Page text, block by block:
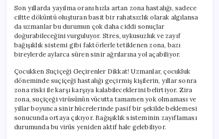
de
Tehdit
Ediyor
Son yıllarda yayılma oranı hızla artan zona hastalığı, sadece
ciltte döküntü oluşturan basit bir rahatsızlık olarak algılansa
da uzmanlar bu durumun çok daha ciddi sonuçlar
doğurabileceğini vurguluyor. Stres, uykusuzluk ve zayıf
bağışıklık sistemi gibi faktörlerle tetiklenen zona, bazı
bireylerde aylarca süren sinir ağrılarına yol açabiliyor.
Çocukken Suçiçeği Geçirenler Dikkat! Uzmanlar, çocukluk
döneminde suçiçeği hastalığı geçirmiş kişilerin, yıllar sonra
zona riski ile karşı karşıya kalabileceklerini belirtiyor. Zira
zona, suçiçeği virüsünün vücutta tamamen yok olmaması ve
yıllar boyunca sinir hücrelerinde pasif bir şekilde beklemesi
sonucunda ortaya çıkıyor. Bağışıklık sisteminin zayıflaması
durumunda bu virüs yeniden aktif hale gelebiliyor.